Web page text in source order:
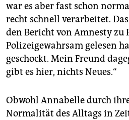
war es aber fast schon
recht schnell verarbeitet.
den Bericht von Amnesty zu
Polizeigewahrsam gelesen
geschockt. Mein Freund
gibt es hier, nichts Neues.“
Obwohl Annabelle durch
Normalität des Alltags in